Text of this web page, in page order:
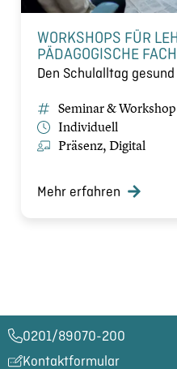
WORKSHOPS FÜR
PÄDAGOGISCHE
Den Schulalltag
Seminar & Workshop
Individuell
Präsenz, Digital
Mehr erfahren
0201/89070-200​
Kontaktformular